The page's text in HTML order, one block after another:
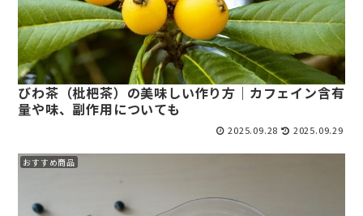
びわ茶（枇杷茶）の美味しい作り方｜カフェイン含有
量や味、副作用についても
2025.09.28 2025.09.29
おすすめ商品